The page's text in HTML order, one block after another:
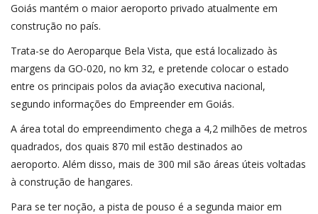
Goiás mantém o maior aeroporto privado atualmente em
construção no país.
Trata-se do Aeroparque Bela Vista, que está localizado às
margens da GO-020, no km 32, e pretende colocar o estado
entre os principais polos da aviação executiva nacional,
segundo informações do Empreender em Goiás.
A área total do empreendimento chega a 4,2 milhões de metros
quadrados, dos quais 870 mil estão destinados ao
aeroporto. Além disso, mais de 300 mil são áreas úteis voltadas
à construção de hangares.
Para se ter noção, a pista de pouso é a segunda maior em